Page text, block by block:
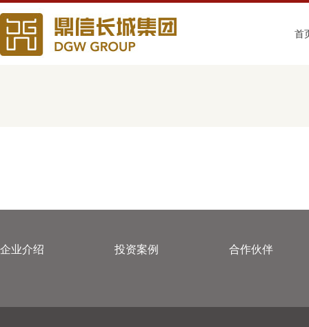
首
战略合作平台
企业介绍 投资案例 合作伙伴